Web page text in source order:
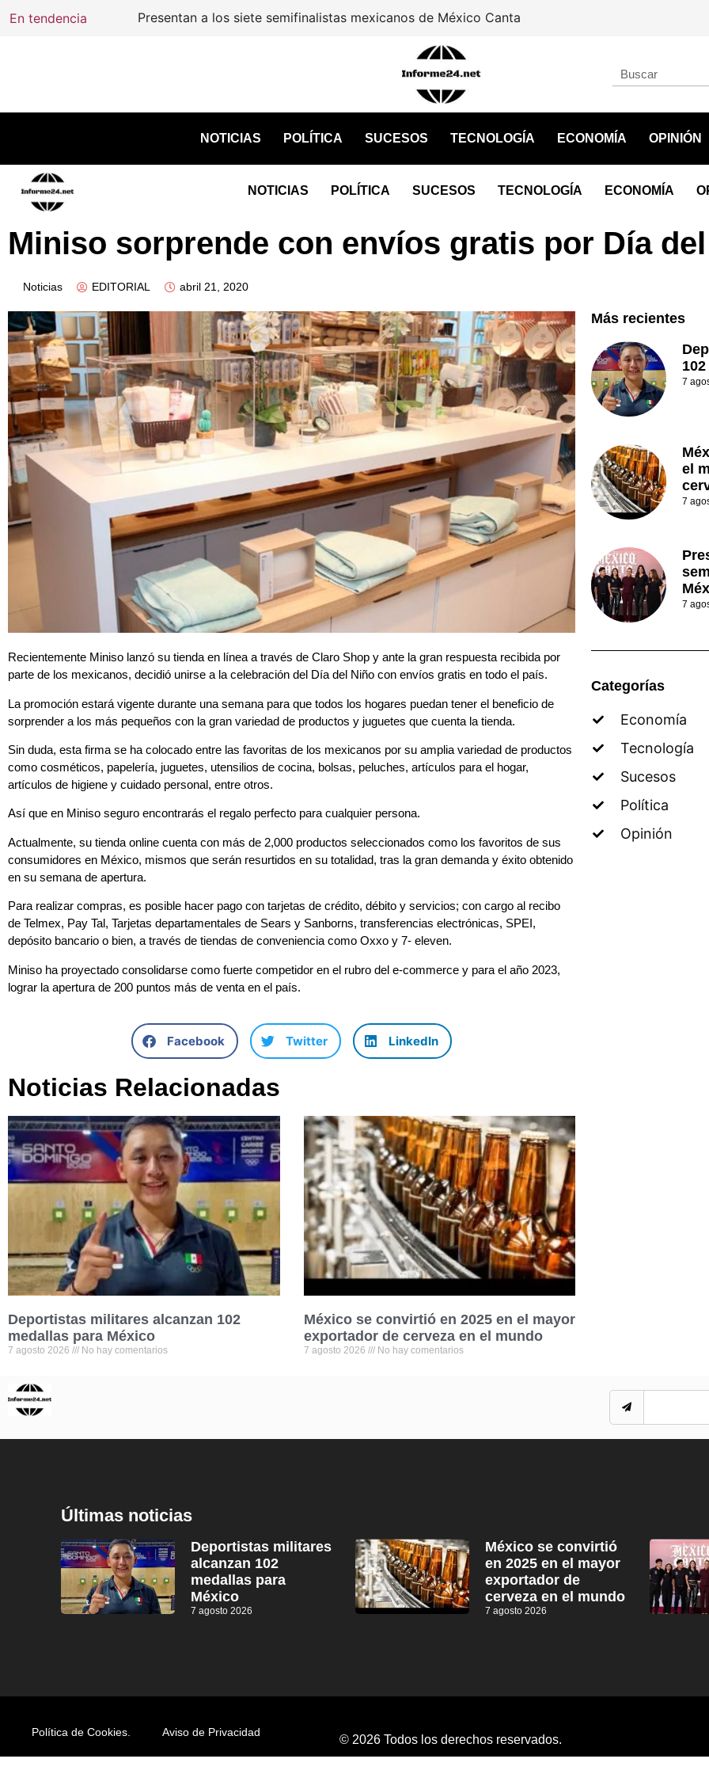
En tendencia Presentan a los siete semifinalistas mexicanos de México Canta
NOTICIAS POLÍTICA SUCESOS TECNOLOGÍA ECONOMÍA OPINIÓN
NOTICIAS POLÍTICA SUCESOS TECNOLOGÍA ECONOMÍA
Miniso sorprende con envíos gratis por Día
Noticias EDITORIAL abril 21, 2020
Recientemente Miniso lanzó su tienda en línea a través de Claro Shop y ante la gran respuesta recibida por
parte de los mexicanos, decidió unirse a la celebración del Día del Niño con envíos gratis en todo el país.
La promoción estará vigente durante una semana para que todos los hogares puedan tener el beneficio de
sorprender a los más pequeños con la gran variedad de productos y juguetes que cuenta la tienda.
Sin duda, esta firma se ha colocado entre las favoritas de los mexicanos por su amplia variedad de productos
como cosméticos, papelería, juguetes, utensilios de cocina, bolsas, peluches, artículos para el hogar,
artículos de higiene y cuidado personal, entre otros.
Así que en Miniso seguro encontrarás el regalo perfecto para cualquier persona.
Actualmente, su tienda online cuenta con más de 2,000 productos seleccionados como los favoritos de sus
consumidores en México, mismos que serán resurtidos en su totalidad, tras la gran demanda y éxito obtenido
en su semana de apertura.
Para realizar compras, es posible hacer pago con tarjetas de crédito, débito y servicios; con cargo al recibo
de Telmex, Pay Tal, Tarjetas departamentales de Sears y Sanborns, transferencias electrónicas, SPEI,
depósito bancario o bien, a través de tiendas de conveniencia como Oxxo y 7- eleven.
Miniso ha proyectado consolidarse como fuerte competidor en el rubro del e-commerce y para el año 2023,
lograr la apertura de 200 puntos más de venta en el país.
Facebook Twitter LinkedIn
Noticias Relacionadas
Deportistas militares alcanzan 102
medallas para México
7 agosto 2026 No hay comentarios
México se convirtió en 2025 en el mayor
exportador de cerveza en el mundo
7 agosto 2026 No hay comentarios
Más recientes
7
el
7
7
Categorías
Economía
Tecnología
Sucesos
Política
Opinión
Últimas noticias
Deportistas militares
alcanzan 102
medallas para
México
7 agosto 2026
México se convirtió
en 2025 en el mayor
exportador de
cerveza en el mundo
7 agosto 2026
Política de Cookies. Aviso de Privacidad
© 2026 Todos los derechos reservados.